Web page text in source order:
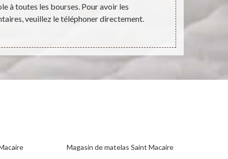
à toutes les bourses. Pour avoir les
veuillez le téléphoner directement.
Magasin de matelas Saint Macaire